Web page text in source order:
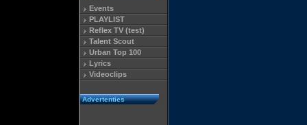
Events
PLAYLIST
Reflex TV (test)
Talent Scout
Urban Top 100
Lyrics
Videoclips
Advertenties